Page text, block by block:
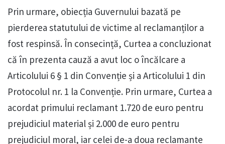
Prin urmare, obiecția Guvernului bazată pe
pierderea statutului de victime al reclamanților a
fost respinsă. În consecință, Curtea a concluzionat
că în prezenta cauză a avut loc o încălcare a
Articolului 6 § 1 din Convenție și a Articolului 1 din
Protocolul nr. 1 la Convenție. Prin urmare, Curtea a
acordat primului reclamant 1.720 de euro pentru
prejudiciul material și 2.000 de euro pentru
prejudiciul moral, iar celei de-a doua reclamante